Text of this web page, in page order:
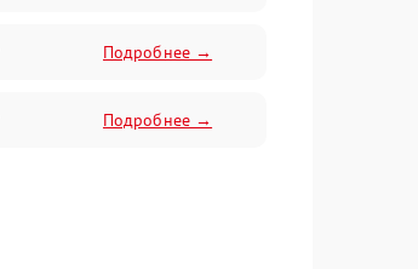
Подробнее →
Подробнее →